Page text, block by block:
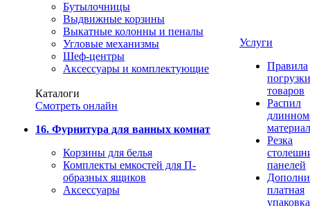
Бутылочницы
Выдвижные корзины
Выкатные колонны и пеналы
Угловые механизмы
Шеф-центры
Аксессуары и комплектующие
Каталоги
Смотреть онлайн
16. Фурнитура для ванных комнат
Корзины для белья
Комплекты емкостей для П-
образных ящиков
Аксессуары
Услуги
Правила
погрузки
товаров
Распил
Резка
панелей
платная
упаковка